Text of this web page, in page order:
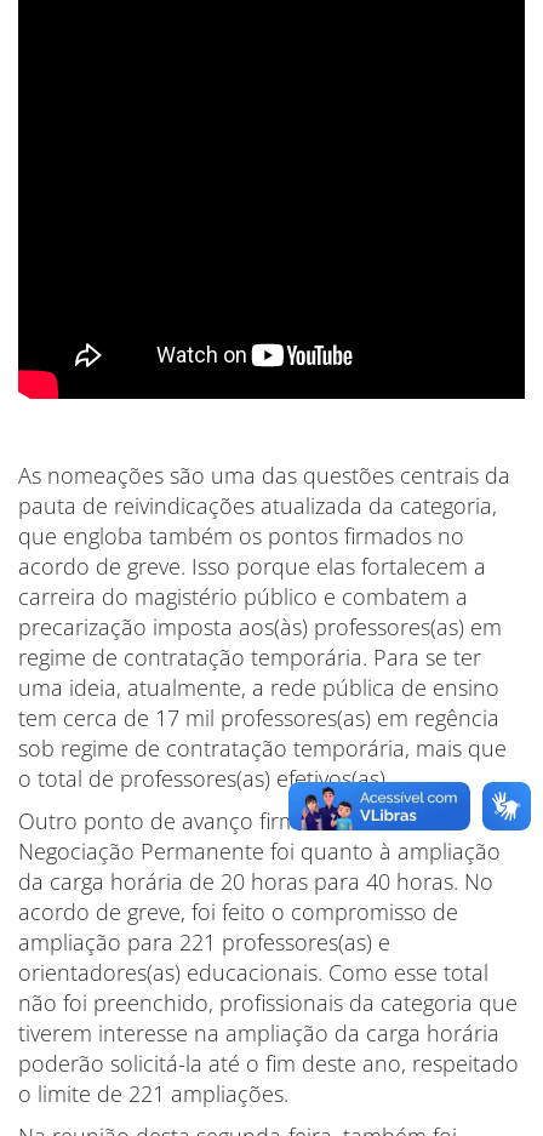
As nomeações são uma das questões centrais da
pauta de reivindicações atualizada da categoria,
que engloba também os pontos firmados no
acordo de greve. Isso porque elas fortalecem a
carreira do magistério público e combatem a
precarização imposta aos(às) professores(as) em
regime de contratação temporária. Para se ter
uma ideia, atualmente, a rede pública de ensino
tem cerca de 17 mil professores(as) em regência
sob regime de contratação temporária, mais que
o total de professores(as) efetivos(as).
Outro ponto de avanço firmado na Mesa da
Negociação Permanente foi quanto à ampliação
da carga horária de 20 horas para 40 horas. No
acordo de greve, foi feito o compromisso de
ampliação para 221 professores(as) e
orientadores(as) educacionais. Como esse total
não foi preenchido, profissionais da categoria que
tiverem interesse na ampliação da carga horária
poderão solicitá-la até o fim deste ano, respeitado
o limite de 221 ampliações.